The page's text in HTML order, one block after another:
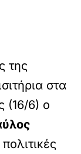
της
στα
(16/6) ο